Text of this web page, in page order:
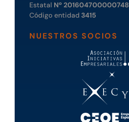
Estatal Nº 201604700000748
Código entidad 3415
NUESTROS SOCIOS